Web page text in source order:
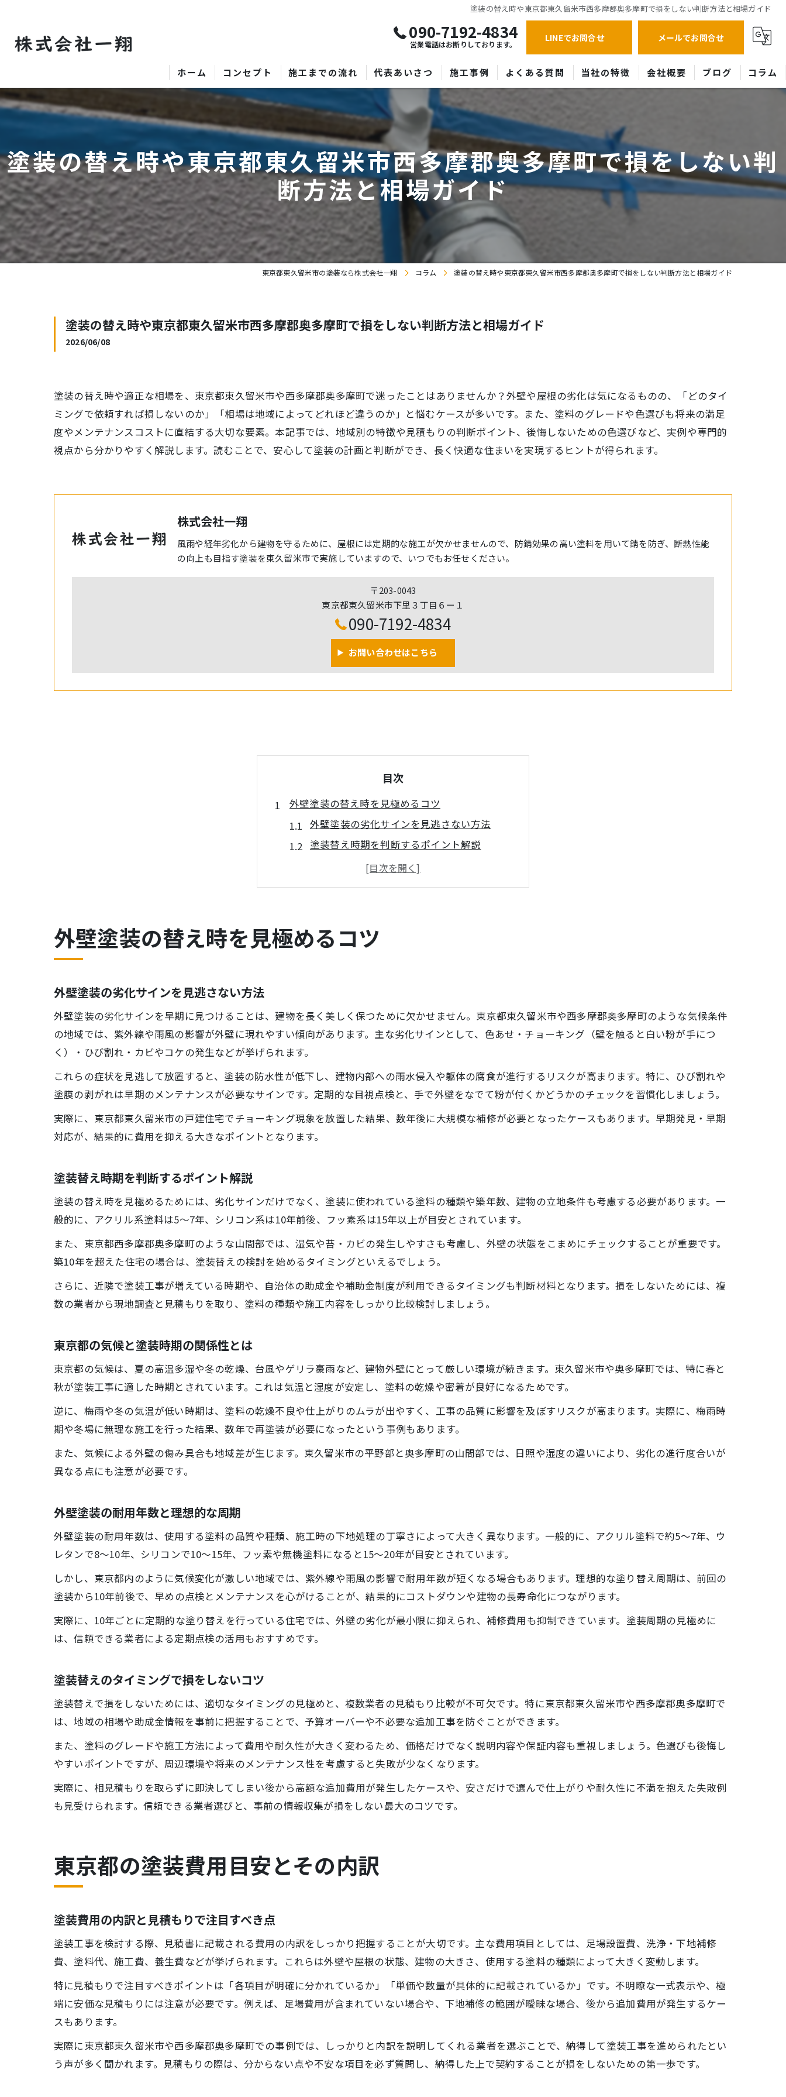
塗装の替え時や東京都東久留米市西多摩郡奥多摩町で損をしない判断方法と相場ガイド
090-7192-4834
営業電話はお断りしております。
LINEでお問合せ メールでお問合せ
ホーム コンセプト 施工までの流れ 代表あいさつ 施工事例 よくある質問 当社の特徴
屋根
所沢市の塗装
清瀬市の塗装
会社概要 ブログ コラム
塗装の替え時や東京都東久留米市西多摩郡奥多摩町で損をしない判
断方法と相場ガイド
東京都東久留米市の塗装なら株式会社一翔 コラム 塗装の替え時や東京都東久留米市西多摩郡奥多摩町で損をしない判断方法と相場ガイド
塗装の替え時や東京都東久留米市西多摩郡奥多摩町で損をしない判断方法と相場ガイド
2026/06/08
塗装の替え時や適正な相場を、東京都東久留米市や西多摩郡奥多摩町で迷ったことはありませんか？外壁や屋根の劣化は気になるものの、「どのタイ
ミングで依頼すれば損しないのか」「相場は地域によってどれほど違うのか」と悩むケースが多いです。また、塗料のグレードや色選びも将来の満足
度やメンテナンスコストに直結する大切な要素。本記事では、地域別の特徴や見積もりの判断ポイント、後悔しないための色選びなど、実例や専門的
視点から分かりやすく解説します。読むことで、安心して塗装の計画と判断ができ、長く快適な住まいを実現するヒントが得られます。
株式会社一翔
風雨や経年劣化から建物を守るために、屋根には定期的な施工が欠かせませんので、防錆効果の高い塗料を用いて錆を防ぎ、断熱性能
の向上も目指す塗装を東久留米市で実施していますので、いつでもお任せください。
〒203-0043
東京都東久留米市下里３丁目６ー１
090-7192-4834
お問い合わせはこちら
目次
外壁塗装の替え時を見極めるコツ
外壁塗装の劣化サインを見逃さない方法
塗装替え時期を判断するポイント解説
東京都の気候と塗装時期の関係性とは
外壁塗装の耐用年数と理想的な周期
東京都の塗装費用目安とその内訳
塗装費用の内訳と見積もりで注目すべき点
塗料グレード別の塗装費用の違いとは
外壁塗装に含まれる付帯工事の費用を解説
高額見積もりを避ける塗装の判断軸
高額な塗装見積もりの見分け方と対策
塗装費用を抑えるための比較ポイント
見積もりで確認すべき塗装項目の詳細
複数社比較が塗装費用節約のカギになる理由
外壁塗装で避けたい色とその理由を解説
汚れや色あせに強い塗装色の特徴とは
相場以上？塗装金額の妥当性を解説
金額が高い塗装業者の特徴とその理由
後悔のない塗装計画のための秘訣
塗装で後悔しないための事前準備とは
長持ちする塗装を叶える計画の立て方
外壁塗装の替え時を見極めるコツ
外壁塗装の劣化サインを見逃さない方法
外壁塗装の劣化サインを早期に見つけることは、建物を長く美しく保つために欠かせません。東京都東久留米市や西多摩郡奥多摩町のような気候条件
の地域では、紫外線や雨風の影響が外壁に現れやすい傾向があります。主な劣化サインとして、色あせ・チョーキング（壁を触ると白い粉が手につ
く）・ひび割れ・カビやコケの発生などが挙げられます。
これらの症状を見逃して放置すると、塗装の防水性が低下し、建物内部への雨水侵入や躯体の腐食が進行するリスクが高まります。特に、ひび割れや
塗膜の剥がれは早期のメンテナンスが必要なサインです。定期的な目視点検と、手で外壁をなでて粉が付くかどうかのチェックを習慣化しましょう。
実際に、東京都東久留米市の戸建住宅でチョーキング現象を放置した結果、数年後に大規模な補修が必要となったケースもあります。早期発見・早期
対応が、結果的に費用を抑える大きなポイントとなります。
塗装替え時期を判断するポイント解説
塗装の替え時を見極めるためには、劣化サインだけでなく、塗装に使われている塗料の種類や築年数、建物の立地条件も考慮する必要があります。一
般的に、アクリル系塗料は5～7年、シリコン系は10年前後、フッ素系は15年以上が目安とされています。
また、東京都西多摩郡奥多摩町のような山間部では、湿気や苔・カビの発生しやすさも考慮し、外壁の状態をこまめにチェックすることが重要です。
築10年を超えた住宅の場合は、塗装替えの検討を始めるタイミングといえるでしょう。
さらに、近隣で塗装工事が増えている時期や、自治体の助成金や補助金制度が利用できるタイミングも判断材料となります。損をしないためには、複
数の業者から現地調査と見積もりを取り、塗料の種類や施工内容をしっかり比較検討しましょう。
東京都の気候と塗装時期の関係性とは
東京都の気候は、夏の高温多湿や冬の乾燥、台風やゲリラ豪雨など、建物外壁にとって厳しい環境が続きます。東久留米市や奥多摩町では、特に春と
秋が塗装工事に適した時期とされています。これは気温と湿度が安定し、塗料の乾燥や密着が良好になるためです。
逆に、梅雨や冬の気温が低い時期は、塗料の乾燥不良や仕上がりのムラが出やすく、工事の品質に影響を及ぼすリスクが高まります。実際に、梅雨時
期や冬場に無理な施工を行った結果、数年で再塗装が必要になったという事例もあります。
また、気候による外壁の傷み具合も地域差が生じます。東久留米市の平野部と奥多摩町の山間部では、日照や湿度の違いにより、劣化の進行度合いが
異なる点にも注意が必要です。
外壁塗装の耐用年数と理想的な周期
外壁塗装の耐用年数は、使用する塗料の品質や種類、施工時の下地処理の丁寧さによって大きく異なります。一般的に、アクリル塗料で約5～7年、ウ
レタンで8～10年、シリコンで10～15年、フッ素や無機塗料になると15～20年が目安とされています。
しかし、東京都内のように気候変化が激しい地域では、紫外線や雨風の影響で耐用年数が短くなる場合もあります。理想的な塗り替え周期は、前回の
塗装から10年前後で、早めの点検とメンテナンスを心がけることが、結果的にコストダウンや建物の長寿命化につながります。
実際に、10年ごとに定期的な塗り替えを行っている住宅では、外壁の劣化が最小限に抑えられ、補修費用も抑制できています。塗装周期の見極めに
は、信頼できる業者による定期点検の活用もおすすめです。
塗装替えのタイミングで損をしないコツ
塗装替えで損をしないためには、適切なタイミングの見極めと、複数業者の見積もり比較が不可欠です。特に東京都東久留米市や西多摩郡奥多摩町で
は、地域の相場や助成金情報を事前に把握することで、予算オーバーや不必要な追加工事を防ぐことができます。
また、塗料のグレードや施工方法によって費用や耐久性が大きく変わるため、価格だけでなく説明内容や保証内容も重視しましょう。色選びも後悔し
やすいポイントですが、周辺環境や将来のメンテナンス性を考慮すると失敗が少なくなります。
実際に、相見積もりを取らずに即決してしまい後から高額な追加費用が発生したケースや、安さだけで選んで仕上がりや耐久性に不満を抱えた失敗例
も見受けられます。信頼できる業者選びと、事前の情報収集が損をしない最大のコツです。
東京都の塗装費用目安とその内訳
塗装費用の内訳と見積もりで注目すべき点
塗装工事を検討する際、見積書に記載される費用の内訳をしっかり把握することが大切です。主な費用項目としては、足場設置費、洗浄・下地補修
費、塗料代、施工費、養生費などが挙げられます。これらは外壁や屋根の状態、建物の大きさ、使用する塗料の種類によって大きく変動します。
特に見積もりで注目すべきポイントは「各項目が明確に分かれているか」「単価や数量が具体的に記載されているか」です。不明瞭な一式表示や、極
端に安価な見積もりには注意が必要です。例えば、足場費用が含まれていない場合や、下地補修の範囲が曖昧な場合、後から追加費用が発生するケー
スもあります。
実際に東京都東久留米市や西多摩郡奥多摩町での事例では、しっかりと内訳を説明してくれる業者を選ぶことで、納得して塗装工事を進められたとい
う声が多く聞かれます。見積もりの際は、分からない点や不安な項目を必ず質問し、納得した上で契約することが損をしないための第一歩です。